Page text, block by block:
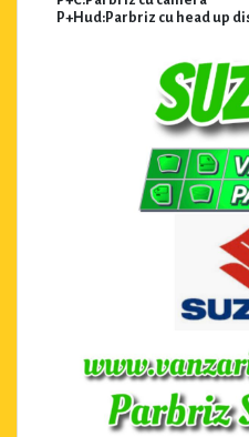
P+Hud:Parbriz cu head up